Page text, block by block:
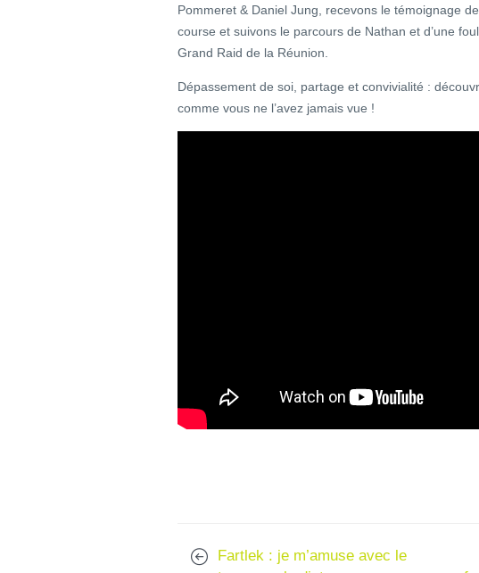
Pommeret & Daniel Jung, recevons le témoignage
course et suivons le parcours de Nathan et d’une
Grand Raid de la Réunion.
Dépassement de soi, partage et convivialité :
comme vous ne l’avez jamais vue !
Fartlek : je m’amuse avec le